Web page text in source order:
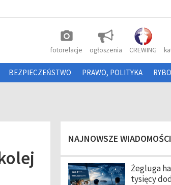
photo_camera
fotorelacje ogłoszenia CREWING
BEZPIECZEŃSTWO PRAWO, POLITYKA
NAJNOWSZE WIADOMOŚCI
Żegluga
tysięcy